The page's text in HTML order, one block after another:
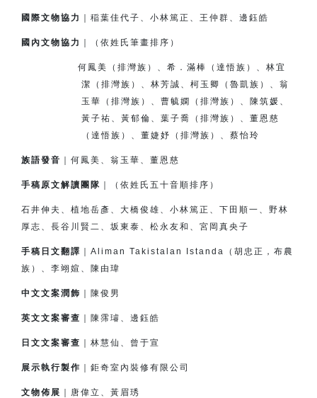
國際文物協力 稲葉佳代子、小林篤正、王仲群、邊鈺皓
國內文物協力 ｜（依姓氏筆畫排序）
何鳳美（排灣族）、希．滿棒（達悟族）、林宜
潔（排灣族）、 林芳誠、柯玉卿（魯凱族）、翁
玉華（排灣族）、 曹毓嫻（排灣族）、 陳筑媛、
黃子祐、黃郁倫、 葉子喬（排灣族）、董恩慈
（達悟族）、 董婕妤（排灣族）、 蔡怡玲
族語發音 ｜何鳳美、翁玉華、董恩慈
手稿原文解讀團隊 ｜（依姓氏五十音順排序）
石井伸夫、植地岳彥、大橋俊雄、小林篤正、下田順一、 野林
厚志、長谷川賢二、坂東泰、松永友和、宮岡真央子
手稿日文翻譯
｜Aliman Takistalan Istanda（胡忠正，布農
族）、李翊媗、陳由瑋
中文文案潤飾 ｜陳俊男
英文文案審查 ｜陳霈璿、邊鈺皓
日文文案審查 ｜林慧仙、曾于宣
展示執行製作 ｜鉅奇室內裝修有限公司
文物佈展 ｜唐偉立、黃眉琇